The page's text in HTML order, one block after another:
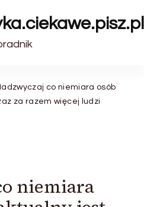
co niemiara osób
za razem więcej ludzi
niemiara